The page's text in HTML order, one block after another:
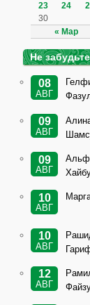
« Мар
23
24
30
Не
08
АВГ
09
АВГ
09
АВГ
10
АВГ
10
АВГ
12
АВГ